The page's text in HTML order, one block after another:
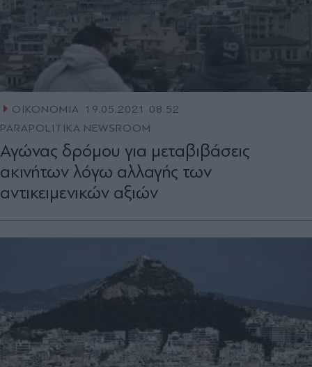
ΟΙΚΟΝΟΜΙΑ 19.05.2021 08:52
PARAPOLITIKA NEWSROOM
Αγώνας δρόμου για μεταβιβάσεις
ακινήτων λόγω αλλαγής των
αντικειμενικών αξιών